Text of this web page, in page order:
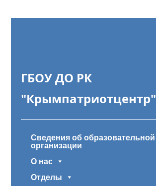
ГБОУ ДО РК
"Крымпатриотцентр"
Сведения об образовательной
организации
О нас
Отделы